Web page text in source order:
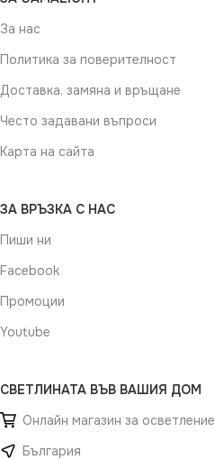
За нас
Политика за поверителност
Доставка, замяна и връщане
Често задавани въпроси
Карта на сайта
ЗА ВРЪЗКА С НАС
Пиши ни
Facebook
Промоции
Youtube
СВЕТЛИНАТА ВЪВ ВАШИЯ ДОМ
Онлайн магазин за осветление
България